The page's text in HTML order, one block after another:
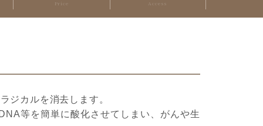
ジカルを消去します。
等を簡単に酸化させてしまい、がんや生